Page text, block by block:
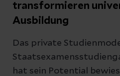
transformieren
Ausbildung
Das private
hat sein Potential